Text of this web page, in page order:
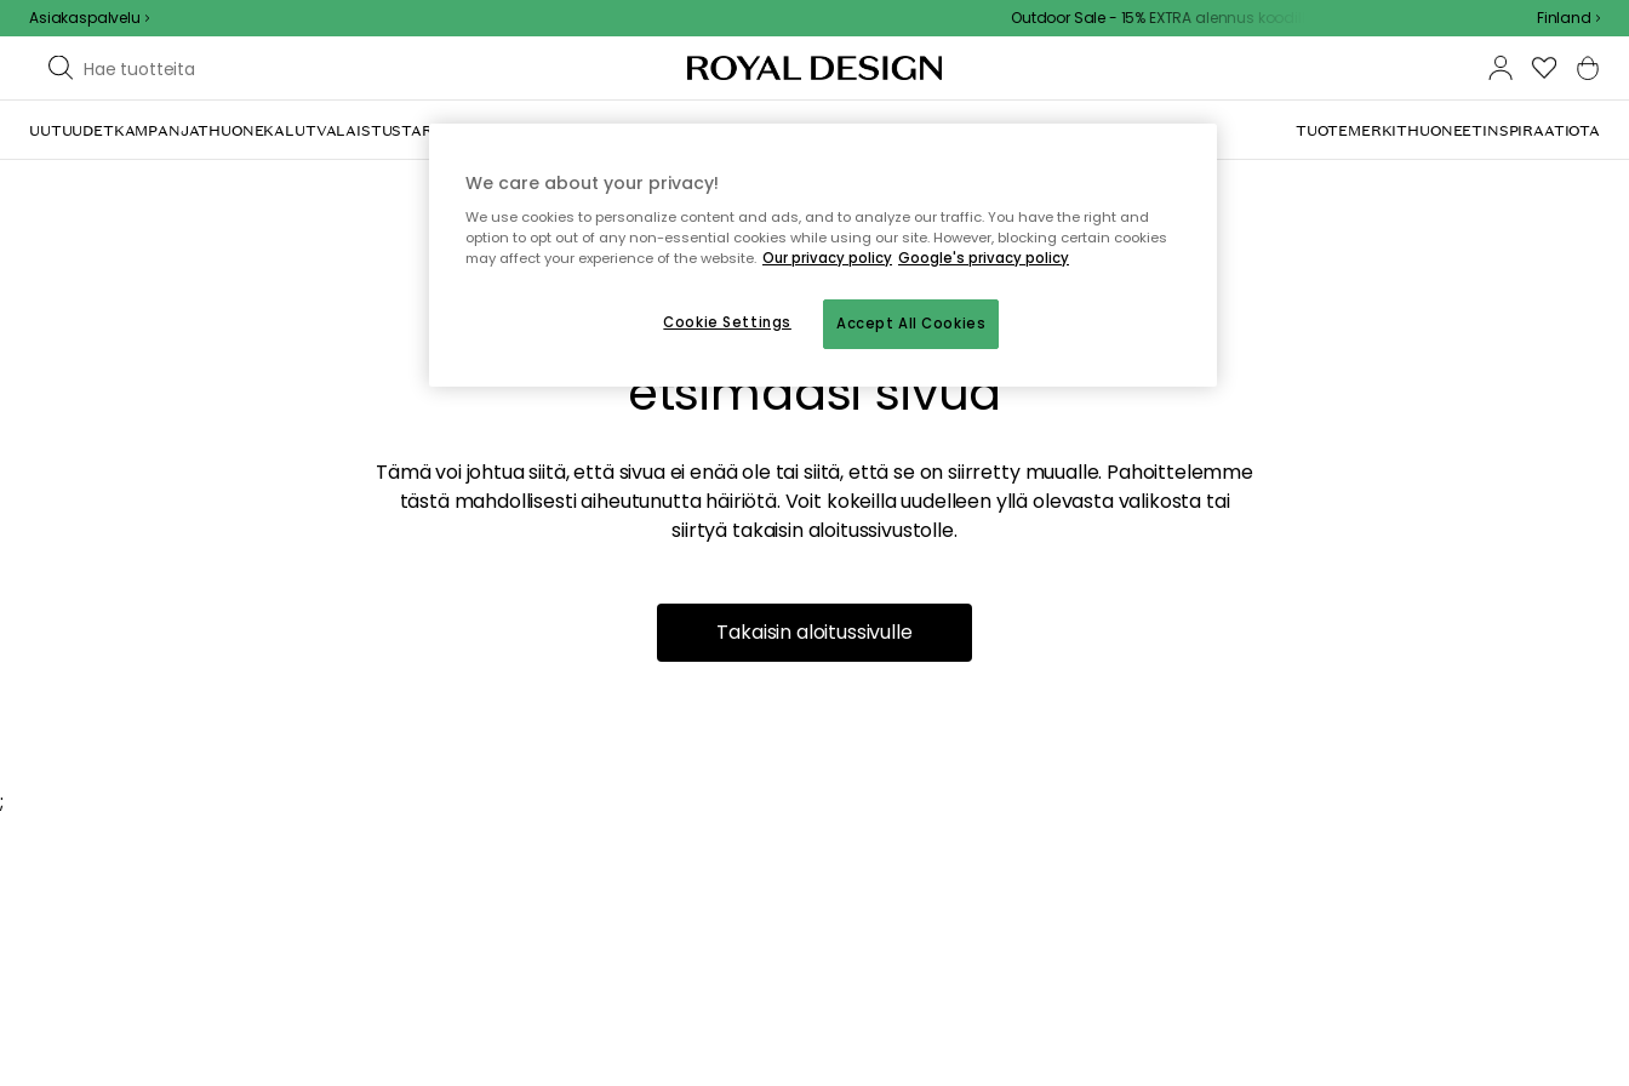
Asiakaspalvelu Outdoor Sale - 15% EXTRA alennus koodilla Finland
UUTUUDETKAMPANJATHUONEKALUTVALAISTUSTARJOILU JA KATTAUSSISUSTUSTEKSTIILIT & MATOTKEITTIÖSÄILYTYSULKOKALUSTEET TUOTEMERKITHUONEETINSPIRAATIOTA
Emme valitettavasti löydä
etsimääsi sivua
Tämä voi johtua siitä, että sivua ei enää ole tai siitä, että se on siirretty muualle. Pahoittelemme
tästä mahdollisesti aiheutunutta häiriötä. Voit kokeilla uudelleen yllä olevasta valikosta tai
siirtyä takaisin aloitussivustolle.
Takaisin aloitussivulle
;
We care about your privacy!
We use cookies to personalize content and ads, and to analyze our traffic. You have the right and
option to opt out of any non-essential cookies while using our site. However, blocking certain cookies
may affect your experience of the website. Our privacy policy Google's privacy policy
Accept All Cookies
Cookie Settings